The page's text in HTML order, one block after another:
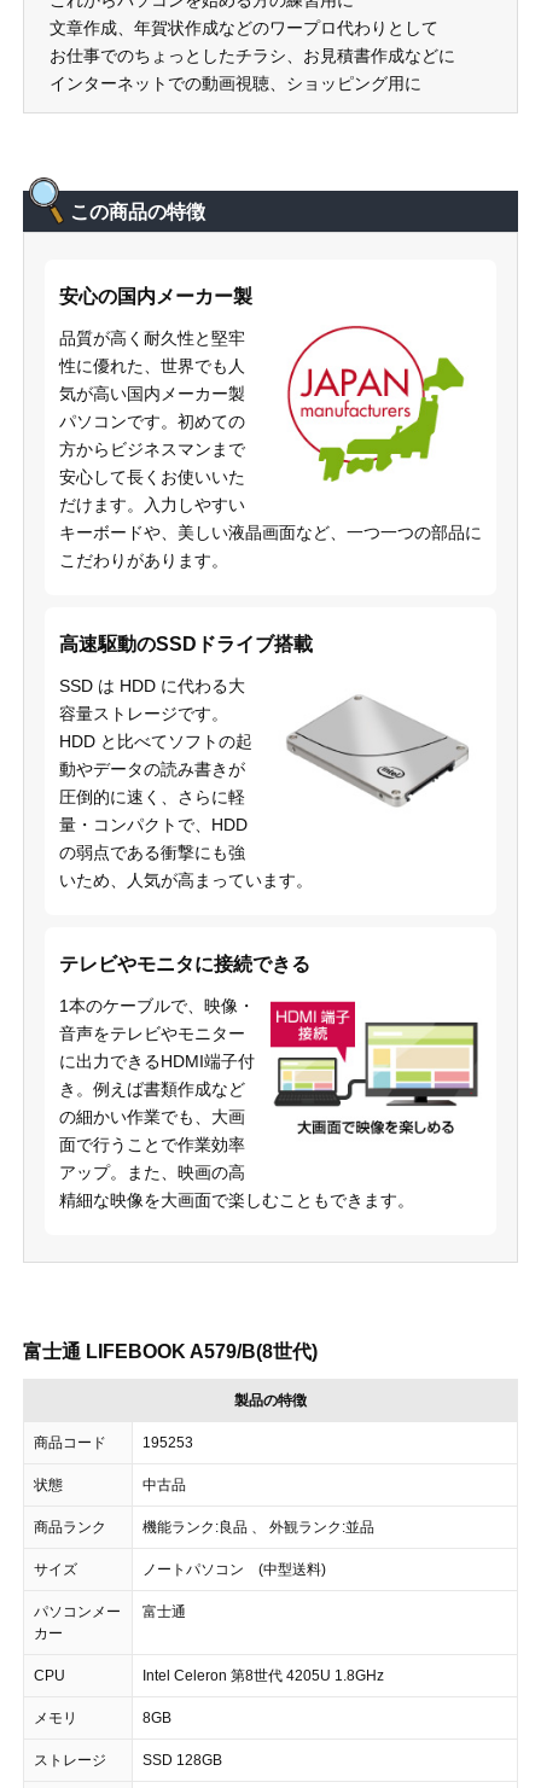
文章作成、年賀状作成などのワープロ代わりとして
お仕事でのちょっとしたチラシ、お見積書作成などに
インターネットでの動画視聴、ショッピング用に
この商品の特徴
安心の国内メーカー製
品質が高く耐久性と堅牢
性に優れた、世界でも人
気が高い国内メーカー製
パソコンです。初めての
方からビジネスマンまで
安心して長くお使いいた
だけます。入力しやすい
キーボードや、美しい液晶画面など、一つ一つの部品に
こだわりがあります。
高速駆動のSSDドライブ搭載
SSD は HDD に代わる大
容量ストレージです。
HDD と比べてソフトの起
動やデータの読み書きが
圧倒的に速く、さらに軽
量・コンパクトで、HDD
の弱点である衝撃にも強
いため、人気が高まっています。
テレビやモニタに接続できる
1本のケーブルで、映像・
音声をテレビやモニター
に出力できるHDMI端子付
き。例えば書類作成など
の細かい作業でも、大画
面で行うことで作業効率
アップ。また、映画の高
精細な映像を大画面で楽しむこともできます。
富士通 LIFEBOOK A579/B(8世代)
製品の特徴
商品コード 195253
状態 中古品
商品ランク 機能ランク:良品 、 外観ランク:並品
サイズ ノートパソコン (中型送料)
パソコンメー
カー
富士通
CPU Intel Celeron 第8世代 4205U 1.8GHz
メモリ 8GB
ストレージ SSD 128GB